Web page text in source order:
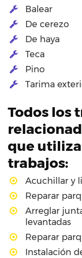
Balear
De cerezo
De haya
Teca
Pino
Tarima
Todos los
que
trabajos:
Acuchillar y
Reparar
Arreglar
levantadas
Reparar
Instalación